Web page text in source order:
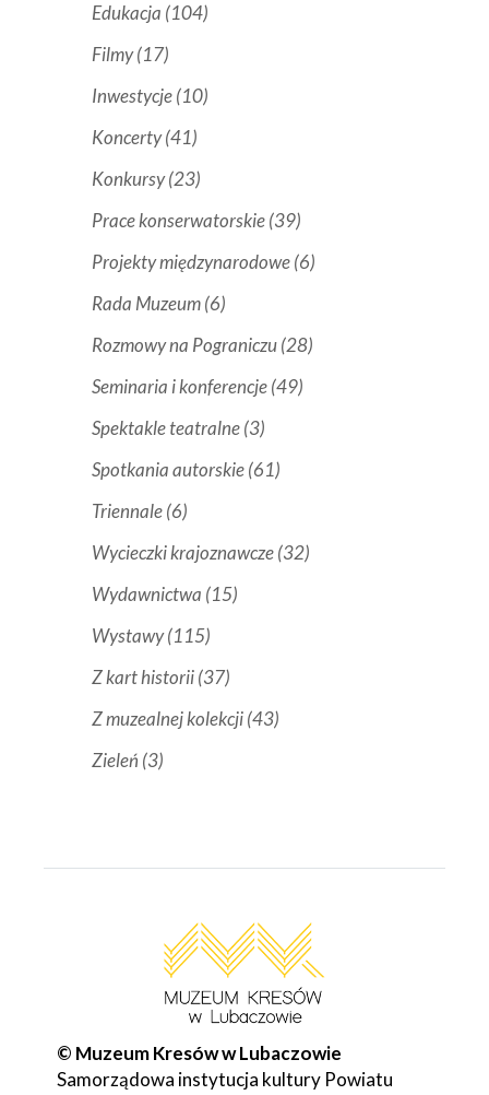
Edukacja (104)
Filmy(17)
Inwestycje(10)
Koncerty(41)
Konkursy(23)
Prace konserwatorskie(39)
Projekty międzynarodowe(6)
Rada Muzeum(6)
Rozmowy na Pograniczu(28)
Seminaria i konferencje(49)
Spektakle teatralne(3)
Spotkania autorskie(61)
Triennale(6)
Wycieczki krajoznawcze(32)
Wydawnictwa (15)
Wystawy(115)
Z kart historii(37)
Z muzealnej kolekcji(43)
Zieleń (3)
© Muzeum Kresów w Lubaczowie
Samorządowa instytucja kultury Powiatu